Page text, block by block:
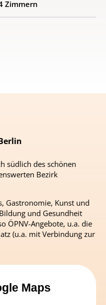
Zimmern
Maps
südlich des schönen
Bezirk
Gastronomie, Kunst und
und Gesundheit
ÖPNV-Angebote, u.a. die
(u.a. mit Verbindung zur